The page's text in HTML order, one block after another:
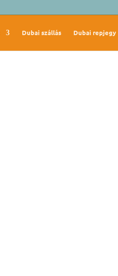
Dubai szállás Dubai repjegy